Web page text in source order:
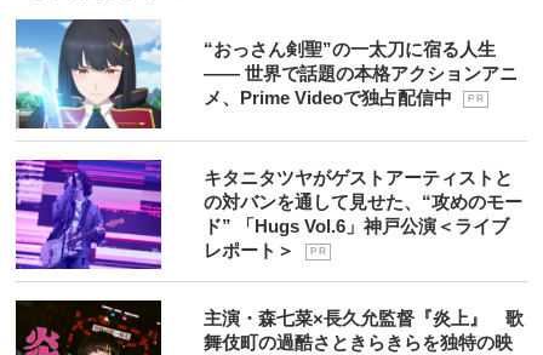
“おっさん剣聖”の一太刀に宿る人生
―― 世界で話題の本格アクションアニ
メ、Prime Videoで独占配信中
P R
キタニタツヤがゲストアーティストと
の対バンを通して見せた、“攻めのモー
ド” 「Hugs Vol.6」神戸公演＜ライブ
レポート＞
P R
主演・森七菜×長久允監督『炎上』 歌
舞伎町の過酷さときらきらを独特の映